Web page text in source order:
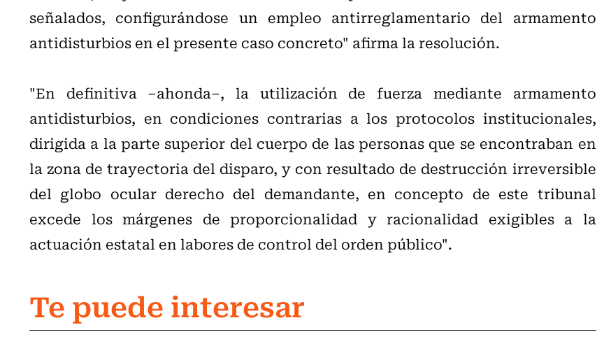
señalados, configurándose un empleo antirreglamentario del armamento
antidisturbios en el presente caso concreto" afirma la resolución.
"En definitiva –ahonda–, la utilización de fuerza mediante armamento
antidisturbios, en condiciones contrarias a los protocolos institucionales,
dirigida a la parte superior del cuerpo de las personas que se encontraban en
la zona de trayectoria del disparo, y con resultado de destrucción irreversible
del globo ocular derecho del demandante, en concepto de este tribunal
excede los márgenes de proporcionalidad y racionalidad exigibles a la
actuación estatal en labores de control del orden público".
Te puede interesar